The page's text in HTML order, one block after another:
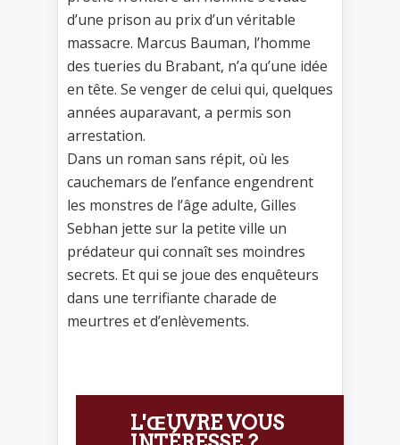
d’une prison au prix d’un véritable
massacre. Marcus Bauman, l’homme
des tueries du Brabant, n’a qu’une idée
en tête. Se venger de celui qui, quelques
années auparavant, a permis son
arrestation.
Dans un roman sans répit, où les
cauchemars de l’enfance engendrent
les monstres de l’âge adulte, Gilles
Sebhan jette sur la petite ville un
prédateur qui connaît ses moindres
secrets. Et qui se joue des enquêteurs
dans une terrifiante charade de
meurtres et d’enlèvements.
L'ŒUVRE VOUS